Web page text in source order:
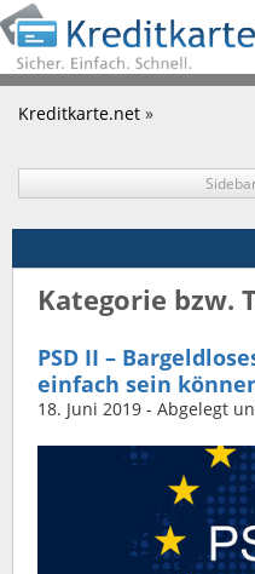
Kreditkarte.net »
Kategorie bzw.
PSD II –
einfach sein
18. Juni 2019 - Abgelegt